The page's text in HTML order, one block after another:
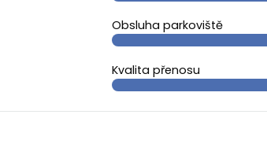
Obsluha parkoviště
Kvalita přenosu